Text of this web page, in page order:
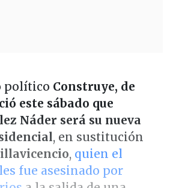
político Construye, de
este sábado que
Náder será su nueva
, en sustitución
, quien el
fue asesinado por